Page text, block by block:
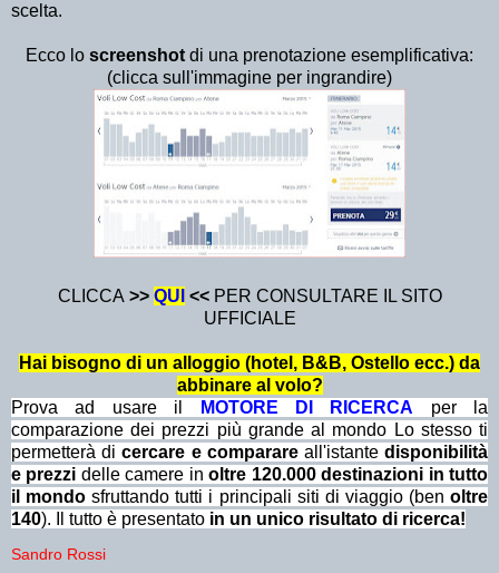
scelta.
Ecco lo screenshot di una prenotazione esemplificativa:
(clicca sull'immagine per ingrandire)
CLICCA >> QU <<PER CONSULTARE IL SITO
UFFICIALE
Hai bisogno di un alloggio (hotel, B&B, Ostello ecc.) da
abbinare al volo?
Prova ad usare il
MOTORE DI RICERCA
per la
comparazione dei prezzi più grande al mondo Lo stesso ti
permetterà dicercare e comparare all'istantedisponibilità
e prezzi delle camere inoltre 120.000 destinazioni in tutto
il mondo sfruttando tutti i principali siti di viaggio (benoltre
140). Il tutto è presentato in un unico risultato di ricerca!
Sandro Rossi